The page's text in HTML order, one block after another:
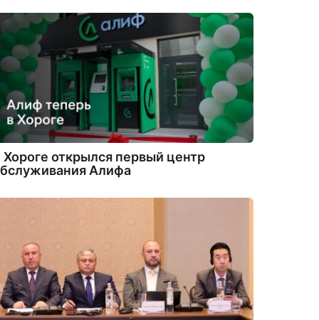
Хороге открылся первый центр
Алифа